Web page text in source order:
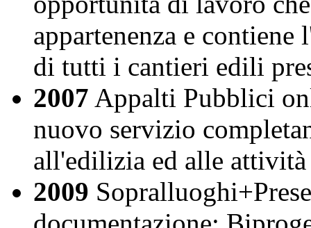
appartenenza e
di tutti i cantieri edili
2007 Appalti Pubblici
nuovo servizio
all'edilizia ed alle attività
2009